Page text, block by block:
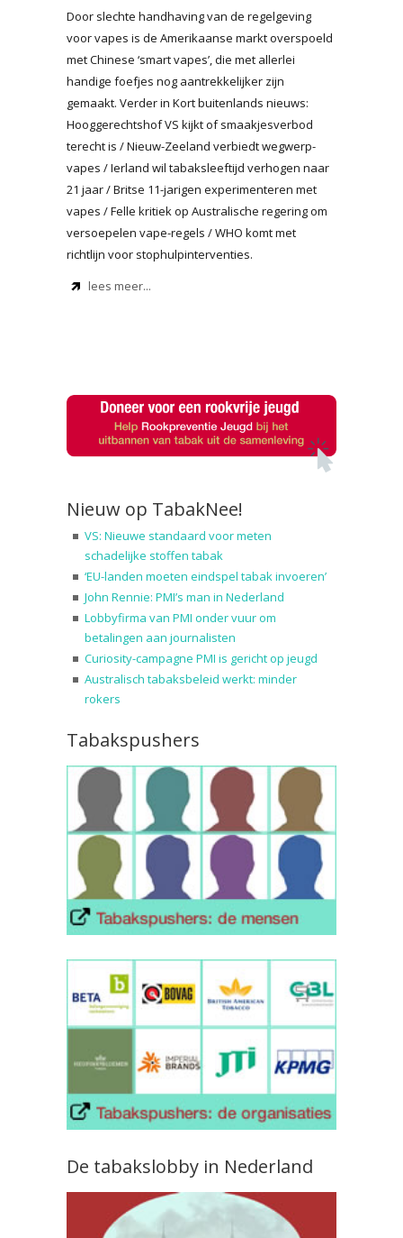
Door slechte handhaving van de regelgeving
voor vapes is de Amerikaanse markt overspoeld
met Chinese ‘smart vapes’, die met allerlei
handige foefjes nog aantrekkelijker zijn
gemaakt. Verder in Kort buitenlands nieuws:
Hooggerechtshof VS kijkt of smaakjesverbod
terecht is / Nieuw-Zeeland verbiedt wegwerp-
vapes / Ierland wil tabaksleeftijd verhogen naar
21 jaar / Britse 11-jarigen experimenteren met
vapes / Felle kritiek op Australische regering om
versoepelen vape-regels / WHO komt met
richtlijn voor stophulpinterventies.
lees meer...
Nieuw op TabakNee!
VS: Nieuwe standaard voor meten
schadelijke stoffen tabak
‘EU-landen moeten eindspel tabak invoeren’
John Rennie: PMI’s man in Nederland
Lobbyfirma van PMI onder vuur om
betalingen aan journalisten
Curiosity-campagne PMI is gericht op jeugd
Australisch tabaksbeleid werkt: minder
rokers
Tabakspushers
De tabakslobby in Nederland